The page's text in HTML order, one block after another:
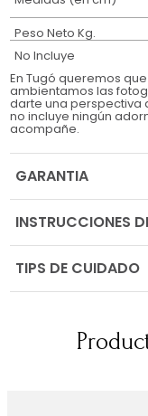
Peso Neto Kg.
No Incluye
En Tugó queremos
ambientamos las
darte una perspectiva
no incluye ningún
acompañe.
GARANTIA
INSTRUCCIONES
TIPS DE CUIDADO